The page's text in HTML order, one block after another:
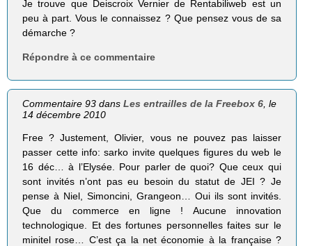
Je trouve que Deiscroix Vernier de Rentabiliweb est un
peu à part. Vous le connaissez ? Que pensez vous de sa
démarche ?
Répondre à ce commentaire
Commentaire 93 dansLes entrailles de la Freebox 6, le
14 décembre 2010
Free ? Justement, Olivier, vous ne pouvez pas laisser
passer cette info: sarko invite quelques figures du web le
16 déc… à l’Elysée. Pour parler de quoi? Que ceux qui
sont invités n’ont pas eu besoin du statut de JEI ? Je
pense à Niel, Simoncini, Grangeon… Oui ils sont invités.
Que du commerce en ligne ! Aucune innovation
technologique. Et des fortunes personnelles faites sur le
minitel rose… C’est ça la net économie à la française ?